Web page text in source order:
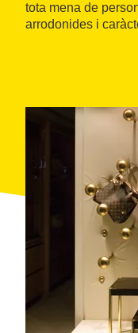
tota mena de
arrodonides i